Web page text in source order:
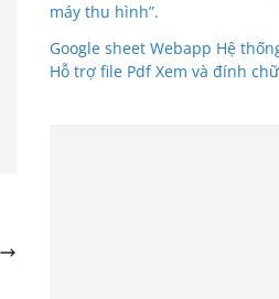
máy thu hình”.
Google sheet Webapp Hệ
Hỗ trợ file Pdf Xem và đính